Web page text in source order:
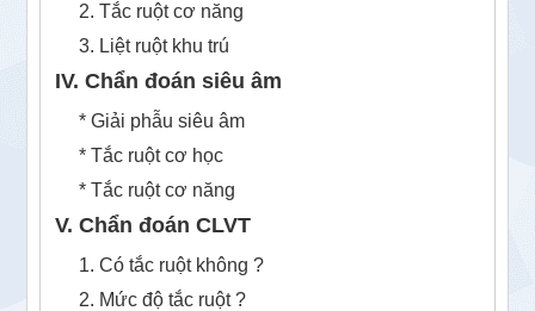
2. Tắc ruột cơ năng
3. Liệt ruột khu trú
IV. Chẩn đoán siêu âm
* Giải phẫu siêu âm
* Tắc ruột cơ học
* Tắc ruột cơ năng
V. Chẩn đoán CLVT
1. Có tắc ruột không ?
2. Mức độ tắc ruột ?